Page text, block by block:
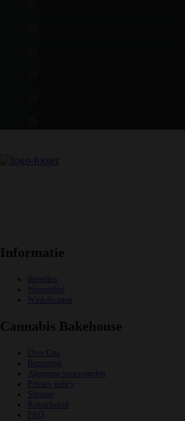
Informatie
Bestellen
Wensenlijst
Winkelwagen
Cannabis Bakehouse
Over Ons
Bezorging
Algemene voorwaarden
Privacy policy
Sitemap
Retourbeleid
FAQ